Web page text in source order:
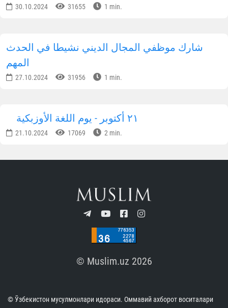
30.10.2024 31655 1 min.
شارك موظفي المجال الديني نشيطا في الحدث
المهم
27.10.2024 31956 1 min.
٢١ أكتوبر - يوم اللغة الأوزبكية
21.10.2024 17069 2 min.
© Muslim.uz 2026
© Ўзбекистон мусулмонлари идораси. Оммавий ахборот воситалари